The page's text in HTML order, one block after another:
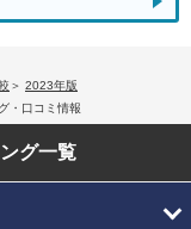
2023年版
・口コミ情報
グ一覧